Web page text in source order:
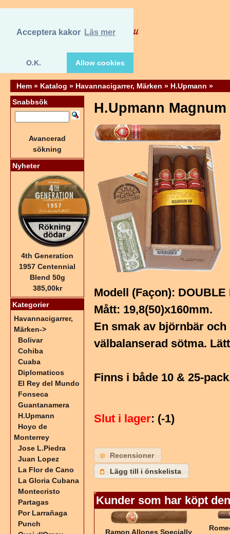
Acceptera kakor Läs mer
O.K. Allow cookies
Hem » Katalog » Havannacigarrer, Märken » H.Upmann »
H.Upmann Magnum
Modell (Façon): DOUBLE
Mått: 19,8(50)x160mm.
En smak av björnbär
välbalanserad sötma.
Finns i både 10 & 25-
Slut i lager: (-1)
Recensioner
Lägg till i önskelista
Kunder som har köpt
Ramon Allones Specially
Snabbsök
Avancerad
sökning
Nyheter
4th Generation
1957 Centennial
Blend 50g
385,00kr
Kategorier
Havannacigarrer,
Märken->
Bolivar
Cohiba
Cuaba
Diplomaticos
El Rey del Mundo
Fonseca
Guantanamera
H.Upmann
Hoyo de
Monterrey
Jose L.Piedra
Juan Lopez
La Flor de Cano
La Gloria Cubana
Montecristo
Partagas
Por Larrañaga
Punch